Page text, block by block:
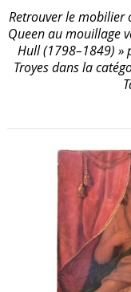
Retrouver le mobilier
Queen au mouillage
Hull (1798–1849) »
Troyes dans la